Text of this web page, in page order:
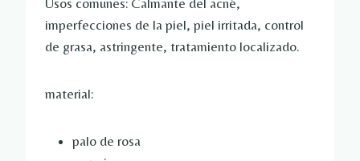
Usos comunes: Calmante del acné,
imperfecciones de la piel, piel irritada, control
de grasa, astringente, tratamiento localizado.
material:
palo de rosa